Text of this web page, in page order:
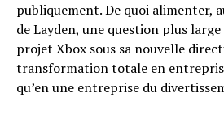
publiquement. De quoi alimenter,
de Layden, une question plus
projet Xbox sous sa nouvelle
transformation totale en
qu’en une entreprise du